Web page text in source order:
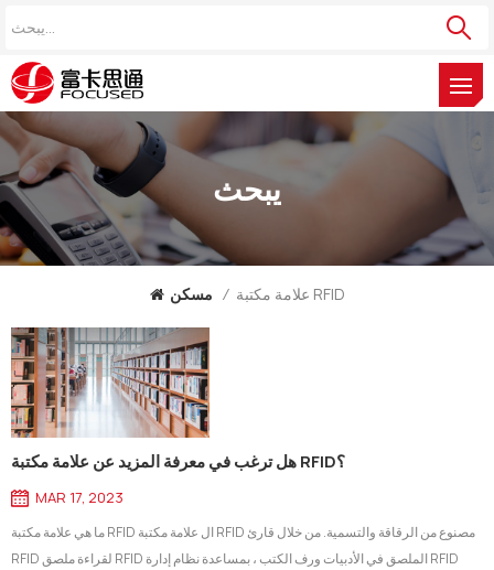
يبحث
مسكن / علامة مكتبة RFID
هل ترغب في معرفة المزيد عن علامة مكتبة RFID؟
MAR 17, 2023
ما هي علامة مكتبة RFID ال علامة مكتبة RFID مصنوع من الرقاقة والتسمية. من خلال قارئ
RFID لقراءة ملصق RFID الملصق في الأدبيات ورف الكتب ، بمساعدة نظام إدارة RFID